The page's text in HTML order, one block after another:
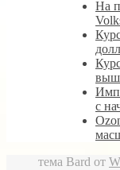
На
с
тема Bard от